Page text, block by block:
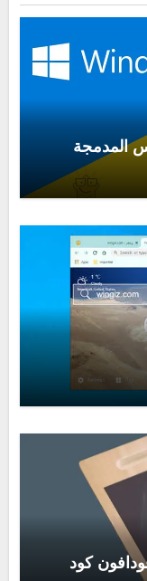
المدمجة
كود